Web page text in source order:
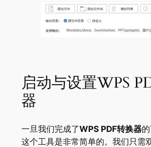
启动与设置WPS
器
一旦我们完成了WPS PDF转换器
这个工具是非常简单的。我们只需